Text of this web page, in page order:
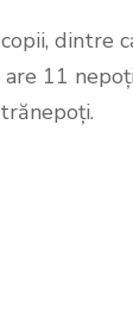
dintre
11